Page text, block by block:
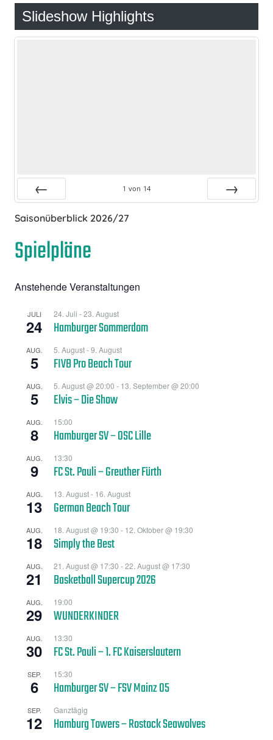
Slideshow Highlights
1 von 14
Saisonüberblick 2026/27
Spielpläne
Anstehende Veranstaltungen
JULI
24
24. Juli -23. August
Hamburger Sommerdom
AUG.
5
5. August-9. August
FIVB Pro Beach Tour
AUG.
5
5. August @ 20:00 - 13. September @ 20:00
Elvis – Die Show
AUG.
8
15:00
Hamburger SV – OSC Lille
AUG.
9
13:30
FC St. Pauli – Greuther Fürth
AUG.
13
13. August- 16. August
German Beach Tour
AUG.
18
18. August @ 19:30 - 12. Oktober @ 19:30
Simply the Best
AUG.
21
21. August @ 17:30 -22. August @ 17:30
Basketball Supercup 2026
AUG.
29
19:00
WUNDERKINDER
AUG.
30
13:30
FC St. Pauli – 1. FC Kaiserslautern
SEP.
6
15:30
Hamburger SV – FSV Mainz 05
SEP.
12
Ganztägig
Hamburg Towers – Rostock Seawolves